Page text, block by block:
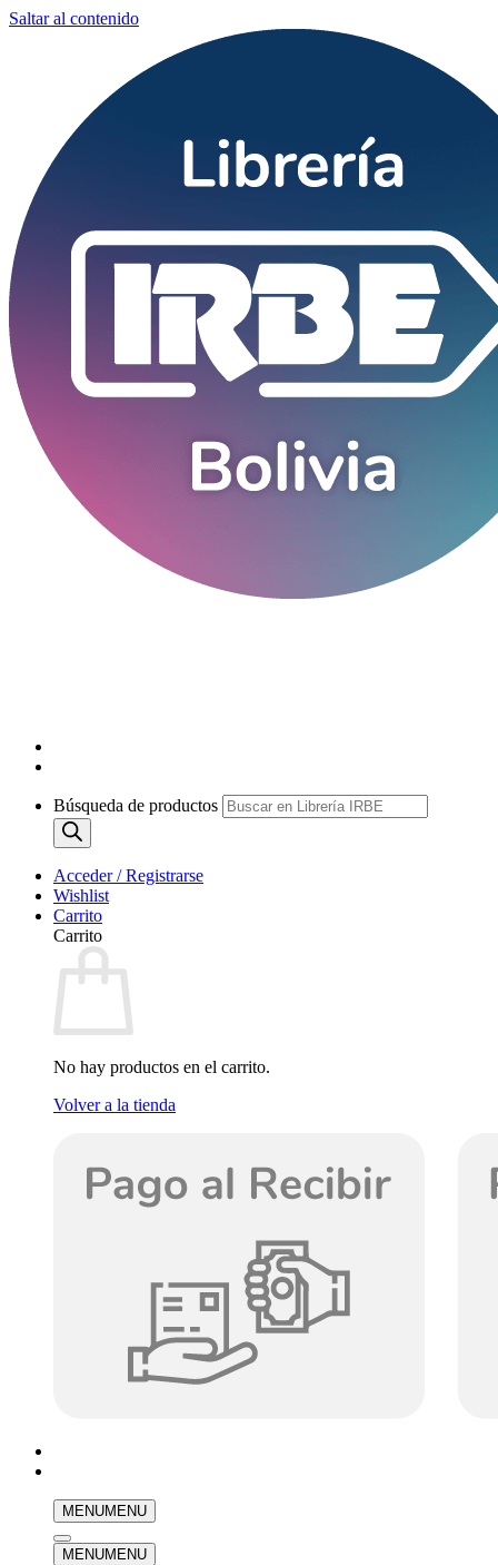
Saltar al contenido
Búsqueda de productos
Acceder / Registrarse
Wishlist
Carrito
Carrito
No hay productos en el carrito.
Volver a la tienda
MENUMENU
MENUMENU